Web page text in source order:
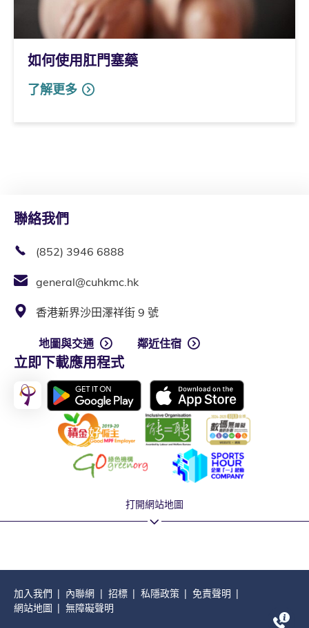
如何使用肛門塞藥
了解更多
聯絡我們
(852) 3946 6888
general@cuhkmc.hk
香港新界沙田澤祥街 9 號
地圖與交通 鄰近住宿
立即下載應用程式
打開網站地圖
加入我們 內聯網 招標 私隱政策
免責聲明
網站地圖
無障礙聲明